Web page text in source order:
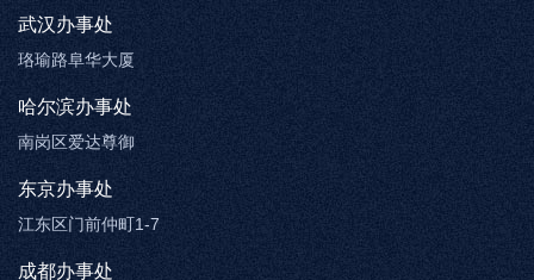
武汉办事处
珞瑜路阜华大厦
哈尔滨办事处
南岗区爱达尊御
东京办事处
江东区门前仲町1-7
成都办事处